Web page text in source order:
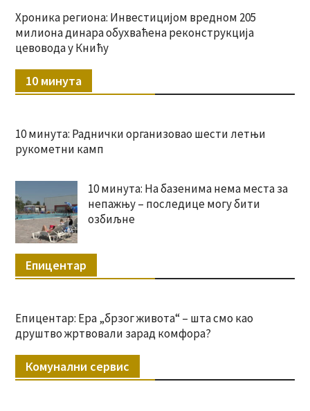
Хроника региона: Инвестицијом вредном 205
милиона динара обухваћена реконструкција
цевовода у Книћу
10 минута
10 минута: Раднички организовао шести летњи
рукометни камп
10 минута: На базенима нема места за
непажњу – последице могу бити
озбиљне
Епицентар
Епицентар: Ера „брзог живота“ – шта смо као
друштво жртвовали зарад комфора?
Комунални сервис